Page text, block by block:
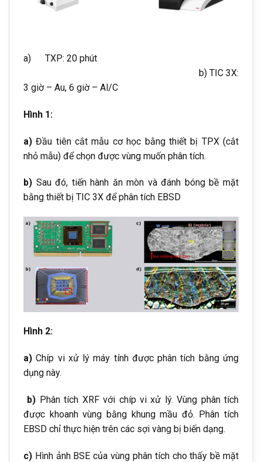
a) TXP: 20 phút
b) TIC 3X:
3 giờ – Au, 6 giờ – Al/C
Hình 1:
a) Đầu tiên cắt mẫu cơ học bằng thiết bị TPX (cắt
nhỏ mẫu) để chọn được vùng muốn phân tích.
b) Sau đó, tiến hành ăn mòn và đánh bóng bề mặt
bằng thiết bị TIC 3X để phân tích EBSD
Hình 2:
a) Chíp vi xử lý máy tính được phân tích bằng ứng
dụng này.
b) Phân tích XRF với chíp vi xử lý. Vùng phân tích
được khoanh vùng bằng khung mầu đỏ. Phân tích
EBSD chỉ thực hiện trên các sợi vàng bị biến dạng.
c) Hình ảnh BSE của vùng phân tích cho thấy bề mặt